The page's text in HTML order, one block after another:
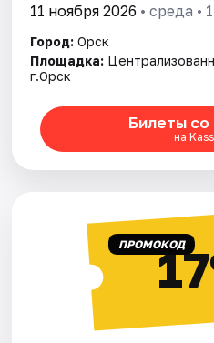
11 ноября 2026 • среда •
Город: Орск
Площадка:
г.Орск
Билеты со
на
ПРОМОКОД